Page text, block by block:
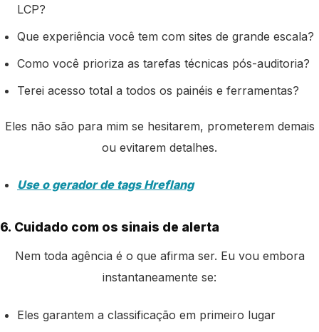
LCP?
Que experiência você tem com sites de grande escala?
Como você prioriza as tarefas técnicas pós-auditoria?
Terei acesso total a todos os painéis e ferramentas?
Eles não são para mim se hesitarem, prometerem demais
ou evitarem detalhes.
Use o gerador de tags Hreflang
6. Cuidado com os sinais de alerta
Nem toda agência é o que afirma ser. Eu vou embora
instantaneamente se:
Eles garantem a classificação em primeiro lugar